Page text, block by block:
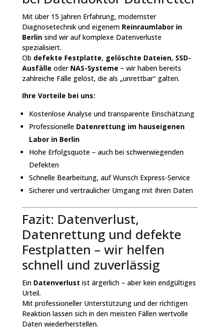
Mit über 15 Jahren Erfahrung, modernster
Diagnosetechnik und eigenem Reinraumlabor in
Berlinsind wir auf komplexe Datenverluste
spezialisiert.
Ob defekte Festplatte, gelöschte Dateien, SSD-
Ausfälle oder NAS-Systeme – wir haben bereits
zahlreiche Fälle gelöst, die als „unrettbar“ galten.
Ihre Vorteile bei uns:
Kostenlose Analyse und transparente Einschätzung
Professionelle Datenrettung im hauseigenen
Labor in Berlin
Hohe Erfolgsquote – auch bei schwerwiegenden
Defekten
Schnelle Bearbeitung, auf Wunsch Express-Service
Sicherer und vertraulicher Umgang mit Ihren Daten
Fazit: Datenverlust,
Datenrettung und defekte
Festplatten – wir helfen
schnell und zuverlässig
Ein Datenverlust ist ärgerlich – aber kein endgültiges
Urteil.
Mit professioneller Unterstützung und der richtigen
Reaktion lassen sich in den meisten Fällen wertvolle
Daten wiederherstellen.